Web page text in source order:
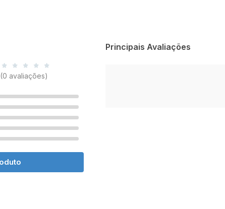
(0 avaliações)
Principais Avaliações